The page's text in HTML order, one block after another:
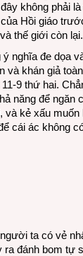
không phải
Hồi giáo
thế giới còn lại.
ý nghĩa đe dọa
và khán giả
9 thứ hai.
năng để ngăn
kẻ xấu
cái ác không
ta có vẻ
đánh bom